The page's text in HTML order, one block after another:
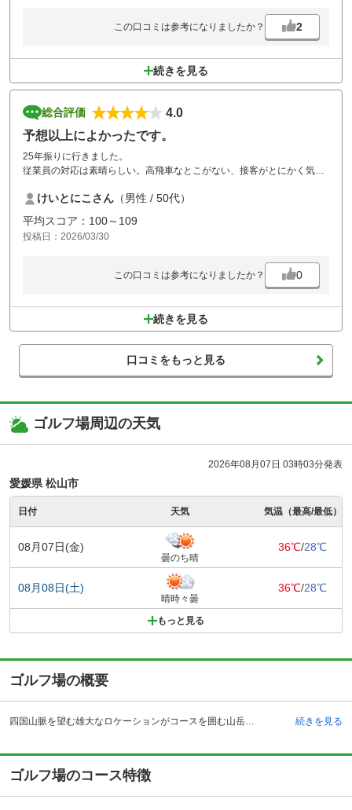
この口コミは参考になりましたか？ 2
続きを見る
総合評価
4.0
予想以上によかったです。
25年振りに行きました。
従業員の対応は素晴らしい。高飛車なとこがない、接客がとにかく気持
山岳コース。メンテナンスもまずまずであった。ホール間の移動時に、
ややわかりにくい箇所もあり、看板等設置してくれたらありがたいで
す。
値段も手ごろな価格。レストランが少し見劣りするかなってとこでし
けいとにこさん （男性 / 50代）
平均スコア：100～109
投稿日：2026/03/30
この口コミは参考になりましたか？ 0
続きを見る
口コミをもっと見る
ゴルフ場周辺の天気
2026年08月07日 03時03分発表
愛媛県 松山市
日付 天気 気温（最高/最低）
08月07日(金)
曇のち晴
36℃/28℃
08月08日(土)
晴時々曇
36℃/28℃
もっと見る
ゴルフ場の概要
四国山脈を望む雄大なロケーションがコースを囲む山岳コースです。自然を生かした起伏が豪快なショットを誘います。昭和49年に開場されたコースにはクラブハウスがあり、レストランの他にメンバーズルームやショップの他、併設されたロッジやチャペルなどが高原のリゾートを思わせます。ロッジ以外での浴場等の施設はシャワーのみですが、車で10分ほどの温泉地へ訪れることも可能です。松山インターチェンジからは車で約30分となりますが、松山駅から発車する「久万、楽出」行きのバスでも来場できます。温暖な気候がオールシーズンのプレイを可能にし、四季折々の景観の違いを楽しむことができます。また『久万青銅之廻廊』もあり、様々な楽しみ方が可能です。 続きを見る
ゴルフ場のコース特徴